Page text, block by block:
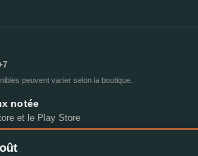
peuvent varier selon la boutique.
notée
et le Play Store